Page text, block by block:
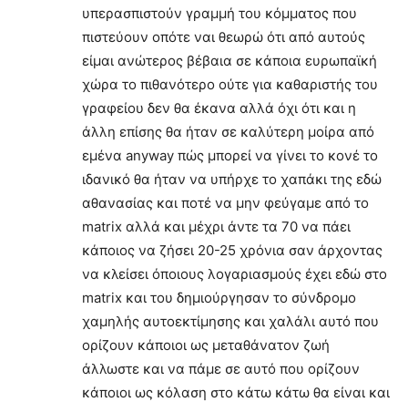
υπερασπιστούν γραμμή του κόμματος που
πιστεύουν οπότε ναι θεωρώ ότι από αυτούς
είμαι ανώτερος βέβαια σε κάποια ευρωπαϊκή
χώρα το πιθανότερο ούτε για καθαριστής του
γραφείου δεν θα έκανα αλλά όχι ότι και η
άλλη επίσης θα ήταν σε καλύτερη μοίρα από
εμένα anyway πώς μπορεί να γίνει το κονέ το
ιδανικό θα ήταν να υπήρχε το χαπάκι της εδώ
αθανασίας και ποτέ να μην φεύγαμε από το
matrix αλλά και μέχρι άντε τα 70 να πάει
κάποιος να ζήσει 20-25 χρόνια σαν άρχοντας
να κλείσει όποιους λογαριασμούς έχει εδώ στο
matrix και του δημιούργησαν το σύνδρομο
χαμηλής αυτοεκτίμησης και χαλάλι αυτό που
ορίζουν κάποιοι ως μεταθάνατον ζωή
άλλωστε και να πάμε σε αυτό που ορίζουν
κάποιοι ως κόλαση στο κάτω κάτω θα είναι και